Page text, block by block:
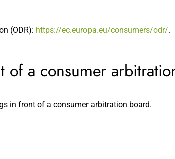
(ODR): https://ec.europa.eu/consumers/odr/.
a consumer
in front of a consumer arbitration board.